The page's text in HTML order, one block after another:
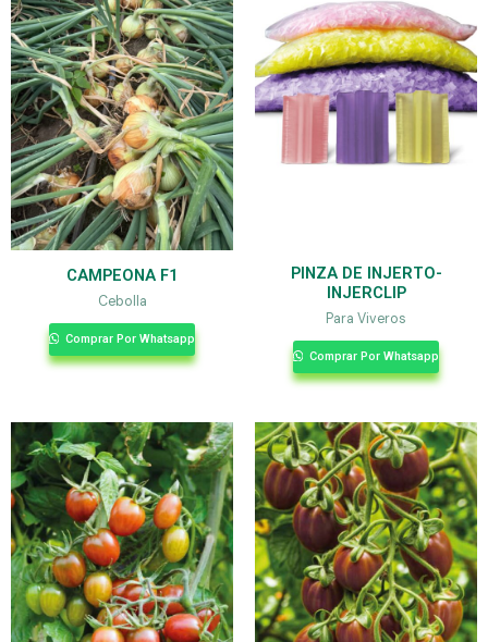
CAMPEONA F1
Cebolla
Comprar Por Whatsapp
PINZA DE INJERTO-
INJERCLIP
Para Viveros
Comprar Por Whatsapp